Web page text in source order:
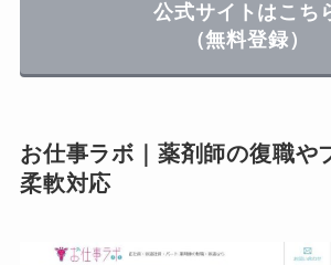
公式サイトはこち
（無料登録）
お仕事ラボ｜薬剤師の復職や
柔軟対応